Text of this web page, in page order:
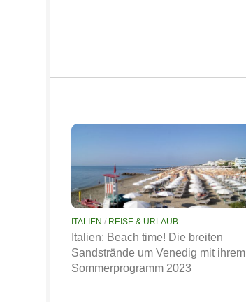
ITALIEN / REISE & URLAUB
Italien: Beach time! Die breiten
Sandstrände um Venedig mit ihrem
Sommerprogramm 2023